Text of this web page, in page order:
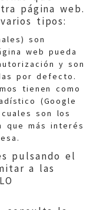
página web.
tipos:
son
web pueda
y son
por defecto.
tienen como
(Google
son los
que más interés
pulsando el
a las
/